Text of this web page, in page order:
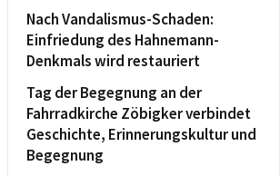
Nach Vandalismus-Schaden:
Einfriedung des Hahnemann-
Denkmals wird restauriert
Tag der Begegnung an der
Fahrradkirche Zöbigker verbindet
Geschichte, Erinnerungskultur und
Begegnung